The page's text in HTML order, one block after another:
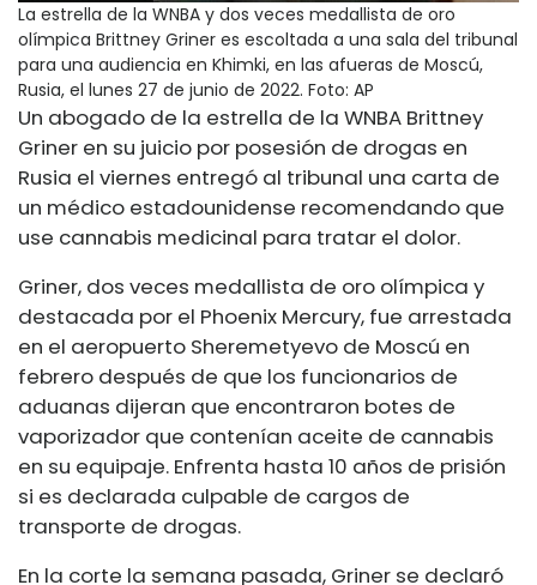
La estrella de la WNBA y dos veces medallista de oro
olímpica Brittney Griner es escoltada a una sala del tribunal
para una audiencia en Khimki, en las afueras de Moscú,
Rusia, el lunes 27 de junio de 2022. Foto: AP
Un abogado de la estrella de la WNBA Brittney
Griner en su juicio por posesión de drogas en
Rusia el viernes entregó al tribunal una carta de
un médico estadounidense recomendando que
use cannabis medicinal para tratar el dolor.
Griner, dos veces medallista de oro olímpica y
destacada por el Phoenix Mercury, fue arrestada
en el aeropuerto Sheremetyevo de Moscú en
febrero después de que los funcionarios de
aduanas dijeran que encontraron botes de
vaporizador que contenían aceite de cannabis
en su equipaje. Enfrenta hasta 10 años de prisión
si es declarada culpable de cargos de
transporte de drogas.
En la corte la semana pasada, Griner se declaró